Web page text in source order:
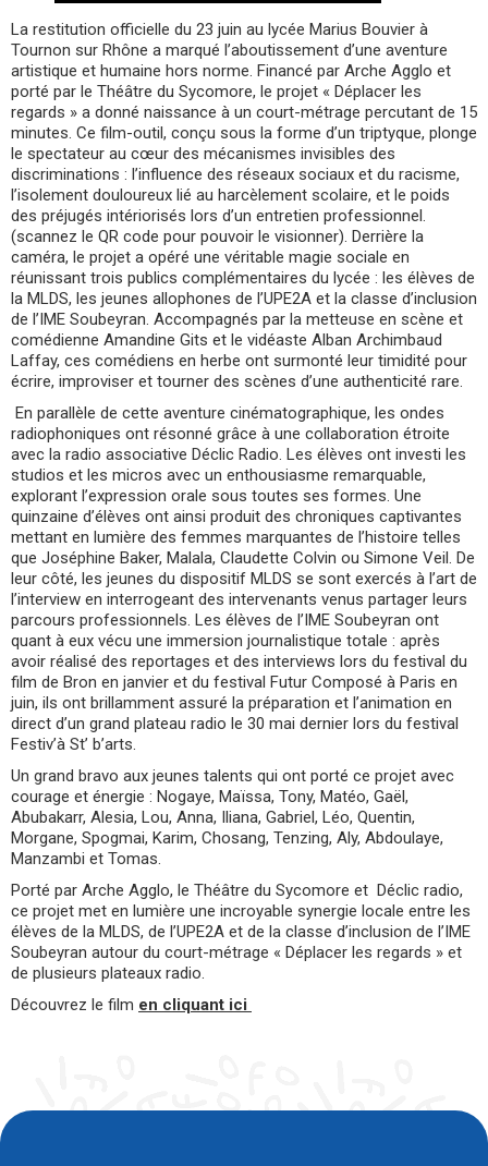
La restitution officielle du 23 juin au lycée Marius Bouvier à
Tournon sur Rhône a marqué l’aboutissement d’une aventure
artistique et humaine hors norme. Financé par Arche Agglo et
porté par le Théâtre du Sycomore, le projet « Déplacer les
regards » a donné naissance à un court-métrage percutant de 15
minutes. Ce film-outil, conçu sous la forme d’un triptyque, plonge
le spectateur au cœur des mécanismes invisibles des
discriminations : l’influence des réseaux sociaux et du racisme,
l’isolement douloureux lié au harcèlement scolaire, et le poids
des préjugés intériorisés lors d’un entretien professionnel.
(scannez le QR code pour pouvoir le visionner). Derrière la
caméra, le projet a opéré une véritable magie sociale en
réunissant trois publics complémentaires du lycée : les élèves de
la MLDS, les jeunes allophones de l’UPE2A et la classe d’inclusion
de l’IME Soubeyran. Accompagnés par la metteuse en scène et
comédienne Amandine Gits et le vidéaste Alban Archimbaud
Laffay, ces comédiens en herbe ont surmonté leur timidité pour
écrire, improviser et tourner des scènes d’une authenticité rare.
En parallèle de cette aventure cinématographique, les ondes
radiophoniques ont résonné grâce à une collaboration étroite
avec la radio associative Déclic Radio. Les élèves ont investi les
studios et les micros avec un enthousiasme remarquable,
explorant l’expression orale sous toutes ses formes. Une
quinzaine d’élèves ont ainsi produit des chroniques captivantes
mettant en lumière des femmes marquantes de l’histoire telles
que Joséphine Baker, Malala, Claudette Colvin ou Simone Veil. De
leur côté, les jeunes du dispositif MLDS se sont exercés à l’art de
l’interview en interrogeant des intervenants venus partager leurs
parcours professionnels. Les élèves de l’IME Soubeyran ont
quant à eux vécu une immersion journalistique totale : après
avoir réalisé des reportages et des interviews lors du festival du
film de Bron en janvier et du festival Futur Composé à Paris en
juin, ils ont brillamment assuré la préparation et l’animation en
direct d’un grand plateau radio le 30 mai dernier lors du festival
Festiv’à St’ b’arts.
Un grand bravo aux jeunes talents qui ont porté ce projet avec
courage et énergie : Nogaye, Maïssa, Tony, Matéo, Gaël,
Abubakarr, Alesia, Lou, Anna, Iliana, Gabriel, Léo, Quentin,
Morgane, Spogmai, Karim, Chosang, Tenzing, Aly, Abdoulaye,
Manzambi et Tomas.
Porté par Arche Agglo, le Théâtre du Sycomore et Déclic radio,
ce projet met en lumière une incroyable synergie locale entre les
élèves de la MLDS, de l’UPE2A et de la classe d’inclusion de l’IME
Soubeyran autour du court-métrage « Déplacer les regards » et
de plusieurs plateaux radio.
Découvrez le film en cliquant ici